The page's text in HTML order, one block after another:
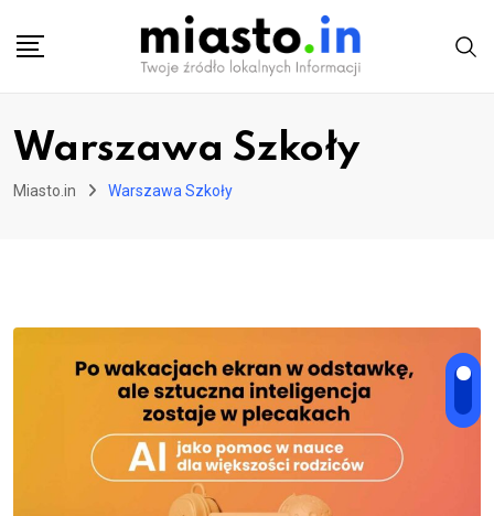
Warszawa Szkoły
Miasto.in Warszawa Szkoły